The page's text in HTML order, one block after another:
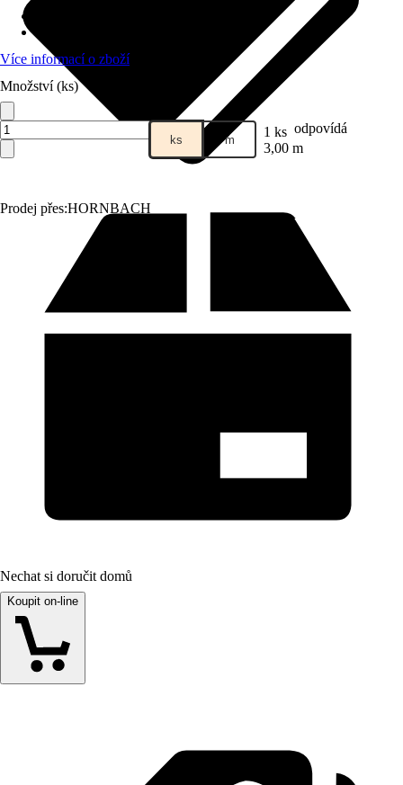
Prodej přes:HORNBACH
Více informací o zboží
Množství (ks)
ks m 1 ks odpovídá
3,00 m
Nechat si doručit domů
Koupit on-line